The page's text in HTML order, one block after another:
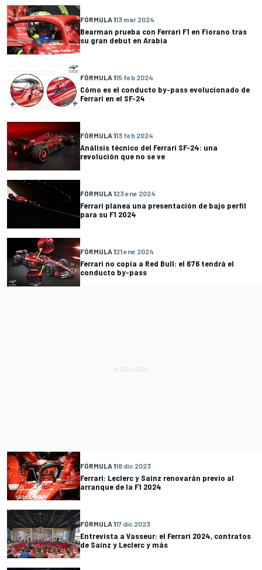
FÓRMULA 113 mar 2024
Bearman prueba con Ferrari F1 en Fiorano tras
su gran debut en Arabia
FÓRMULA 115 feb 2024
Cómo es el conducto by-pass evolucionado de
Ferrari en el SF-24
FÓRMULA 113 feb 2024
Análisis técnico del Ferrari SF-24: una
revolución que no se ve
FÓRMULA 123 ene 2024
Ferrari planea una presentación de bajo perfil
para su F1 2024
FÓRMULA 121 ene 2024
Ferrari no copia a Red Bull: el 676 tendrá el
conducto by-pass
FÓRMULA 118 dic 2023
Ferrari: Leclerc y Sainz renovarán previo al
arranque de la F1 2024
FÓRMULA 117 dic 2023
Entrevista a Vasseur: el Ferrari 2024, contratos
de Sainz y Leclerc y más